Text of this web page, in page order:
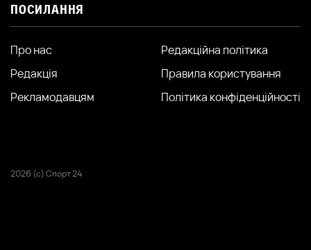
ПОСИЛАННЯ
Про нас
Редакція
Рекламодавцям
Редакційна політика
Правила користування
Політика конфіденційності
2026 (с) Спорт 24